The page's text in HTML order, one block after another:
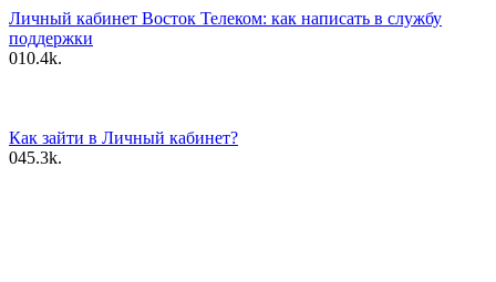
Личный кабинет Восток Телеком: как написать в службу
поддержки
010.4k.
Как зайти в Личный кабинет?
045.3k.